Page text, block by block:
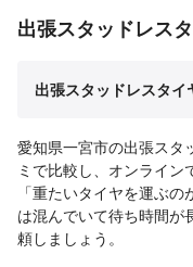
出張スタッドレス
出張スタッドレスタイ
愛知県一宮市の出張スタ
ミで比較し、オンライン
「重たいタイヤを運ぶ
は混んでいて待ち時間が
頼しましょう。